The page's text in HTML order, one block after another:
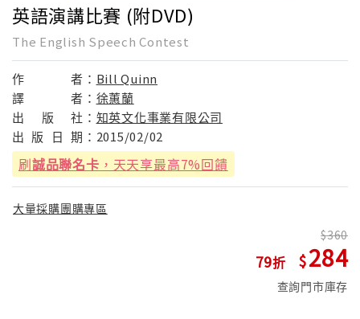
英語演講比賽 (附DVD)
The English Speech Contest
作 者： Bill Quinn
譯
者： 徐蕙蘭
出
版 社： 知英文化事業有限公司
出 版 日 期： 2015/02/02
刷誠品聯名卡 ，天天享最高7%回饋
大量採購團購專區
79
360
284
查詢門市庫存